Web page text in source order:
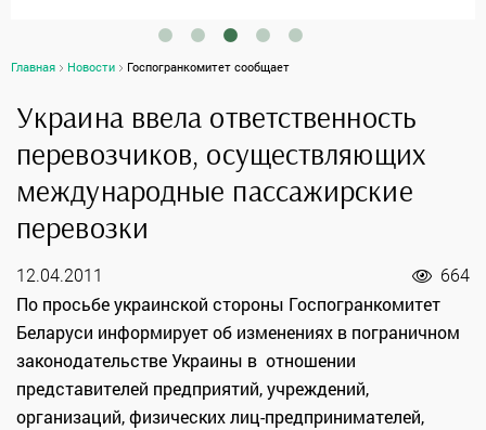
Главная Новости Госпогранкомитет сообщает
Украина ввела ответственность
перевозчиков, осуществляющих
международные пассажирские
перевозки
12.04.2011 664
По просьбе украинской стороны Госпогранкомитет
Беларуси информирует об изменениях в пограничном
законодательстве Украины в отношении
представителей предприятий, учреждений,
организаций, физических лиц-предпринимателей,